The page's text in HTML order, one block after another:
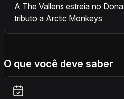
A The Vallens estreia no
tributo a Arctic Monkeys
O que você deve saber